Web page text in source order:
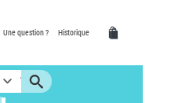
Une question ? Historique